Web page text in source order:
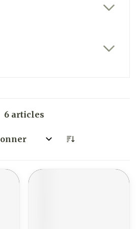
6articles